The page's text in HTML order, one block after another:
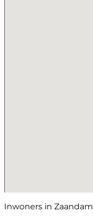
Inwoners in Zaandam